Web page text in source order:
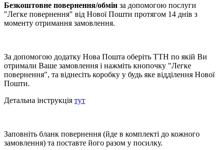
Безкоштовне повернення/обмін за допомогою послуги
"Легке повернення" від Нової Пошти протягом 14 днів з
моменту отримання замовлення.
За допомогою додатку Нова Пошта оберіть ТТН по якій Ви
отримали Ваше замовлення і нажміть кнопочку "Легке
повернення", та віднесіть коробку у будь яке відділення Нової
Пошти.
Детальна інструкція тут
Заповніть бланк повернення (йде в комплекті до кожного
замовлення) та поставте його разом у посилку.